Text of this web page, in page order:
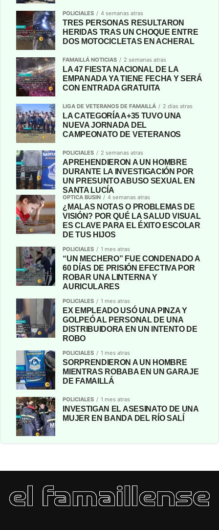
POLICIALES 4 semanas atras
TRES PERSONAS RESULTARON
HERIDAS TRAS UN CHOQUE ENTRE
DOS MOTOCICLETAS EN ACHERAL
FAMAILLÁ NOTICIAS 2 semanas atras
LA 47 FIESTA NACIONAL DE LA
EMPANADA YA TIENE FECHA Y SERÁ
CON ENTRADA GRATUITA
LIGA DE VETERANOS DE FAMAILLÁ 2 días atras
LA CATEGORÍA A+35 TUVO UNA
NUEVA JORNADA DEL
CAMPEONATO DE VETERANOS
POLICIALES 2 semanas atras
APREHENDIERON A UN HOMBRE
DURANTE LA INVESTIGACIÓN POR
UN PRESUNTO ABUSO SEXUAL EN
SANTA LUCÍA
OPTICA BUSIN 4 semanas atras
¿MALAS NOTAS O PROBLEMAS DE
VISIÓN? POR QUÉ LA SALUD VISUAL
ES CLAVE PARA EL ÉXITO ESCOLAR
DE TUS HIJOS
POLICIALES 1 mes atras
“UN MECHERO” FUE CONDENADO A
60 DÍAS DE PRISIÓN EFECTIVA POR
ROBAR UNA LINTERNA Y
AURICULARES
POLICIALES 1 mes atras
EX EMPLEADO USÓ UNA PINZA Y
GOLPEÓ AL PERSONAL DE UNA
DISTRIBUIDORA EN UN INTENTO DE
ROBO
POLICIALES 1 mes atras
SORPRENDIERON A UN HOMBRE
MIENTRAS ROBABA EN UN GARAJE
DE FAMAILLÁ
POLICIALES 1 mes atras
INVESTIGAN EL ASESINATO DE UNA
MUJER EN BANDA DEL RÍO SALÍ